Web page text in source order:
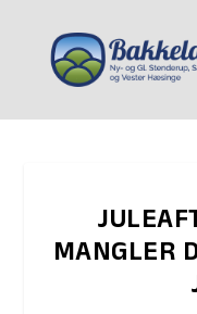
MANGLER